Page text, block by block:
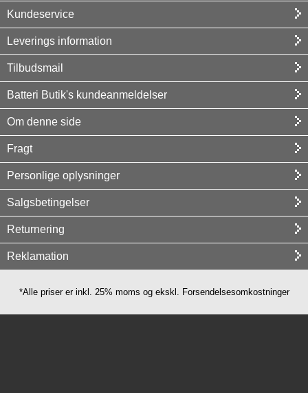
Kundeservice
Leverings information
Tilbudsmail
Batteri Butik's kundeanmeldelser
Om denne side
Fragt
Personlige oplysninger
Salgsbetingelser
Returnering
Reklamation
*Alle priser er inkl. 25% moms og ekskl. Forsendelsesomkostninger